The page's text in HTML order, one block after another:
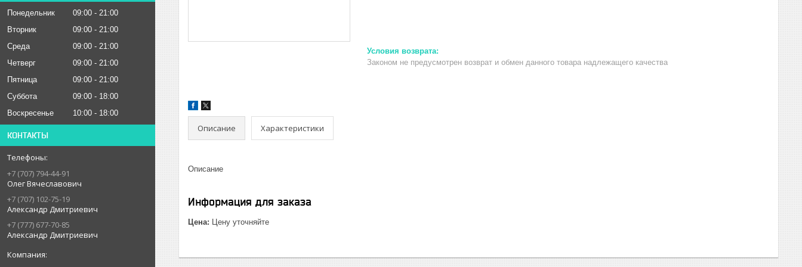
Понедельник 09:00
21:00
Вторник
09:00
21:00
Среда
09:00
21:00
Четверг
09:00
21:00
Пятница
09:00
21:00
Суббота
09:00
18:00
Воскресенье
10:00 18:00
КОНТАКТЫ
+7 (707) 794-44-91
Олег Вячеславович
+7 (707) 102-75-19
Александр Дмитриевич
+7 (777) 677-70-85
Александр Дмитриевич
Законом не предусмотрен возврат и обмен данного товара надлежащего качества
Описание Характеристики
Описание
Информация для заказа
Цена: Цену уточняйте